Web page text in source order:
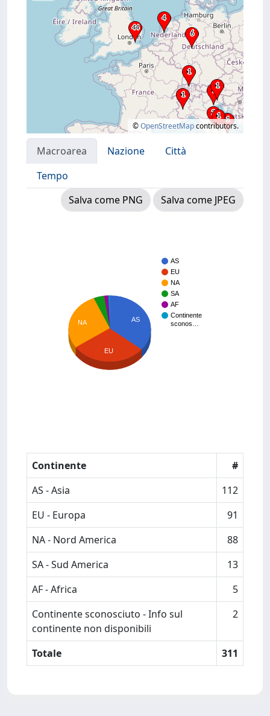
©OpenStreetMapcontributors.
Macroarea Nazione
Città
Tempo
Salva come PNG
Salva come JPEG
AS
EU
NA
SA
AF
Continente
sconos…
AS
NA
EU
Continente
#
AS - Asia
112
EU - Europa
91
NA - Nord America
88
SA - Sud America
13
AF - Africa
5
Continente sconosciuto - Info sul
continente non disponibili
2
Totale 311